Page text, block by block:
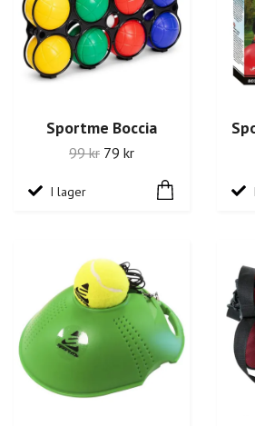
Sportme Boccia
99 kr 79 kr
I lager